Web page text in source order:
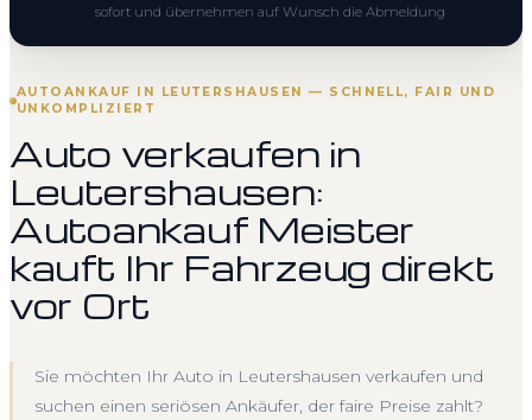
AUTOANKAUF IN LEUTERSHAUSEN — SCHNELL, FAIR UND
UNKOMPLIZIERT
Auto verkaufen in
Leutershausen:
Autoankauf Meister
kauft Ihr Fahrzeug direkt
vor Ort
Sie möchten Ihr Auto in Leutershausen verkaufen und
suchen einen seriösen Ankäufer, der faire Preise zahlt?
sofort und übernehmen auf Wunsch die Abmeldung